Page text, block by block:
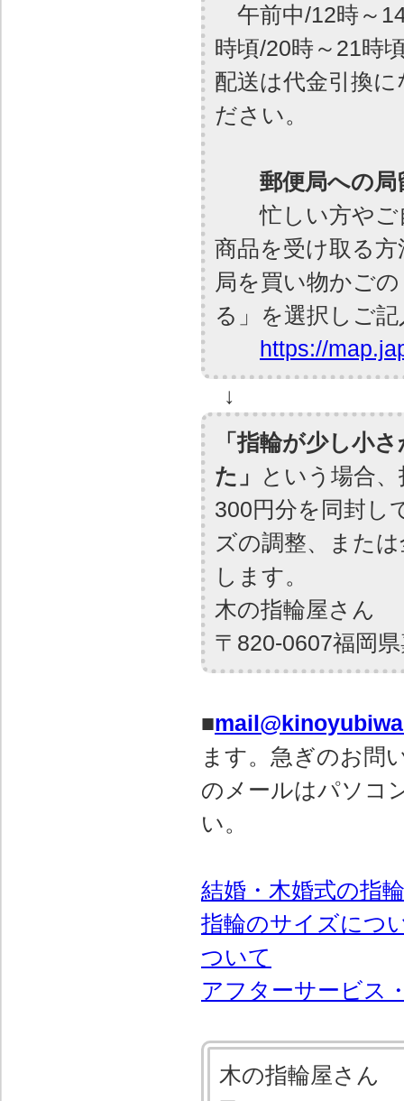
午前中/12時～
時頃/20時～21時
配送は代金引換
ださい。
郵便局への局
忙しい方やご
商品を受け取る
局を買い物かご
る」を選択しご
https://
↓
「指輪が少し小
た」
という場合
300円分を同封し
ズの調整、また
します。
木の指輪屋さん
〒820-0607福岡
■
ます。急ぎのお問
のメールはパソコ
い。
結婚・木婚式の指輪
指輪のサイズにつ
ついて
アフターサービス
木の指輪屋さん